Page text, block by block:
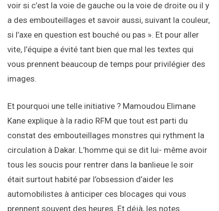
voir si c’est la voie de gauche ou la voie de droite ou il y
a des embouteillages et savoir aussi, suivant la couleur,
si l’axe en question est bouché ou pas ». Et pour aller
vite, l’équipe a évité tant bien que mal les textes qui
vous prennent beaucoup de temps pour privilégier des
images.
Et pourquoi une telle initiative ? Mamoudou Elimane
Kane explique à la radio RFM que tout est parti du
constat des embouteillages monstres qui rythment la
circulation à Dakar. L’homme qui se dit lui- même avoir
tous les soucis pour rentrer dans la banlieue le soir
était surtout habité par l’obsession d’aider les
automobilistes à anticiper ces blocages qui vous
prennent souvent des heures. Et déjà, les notes